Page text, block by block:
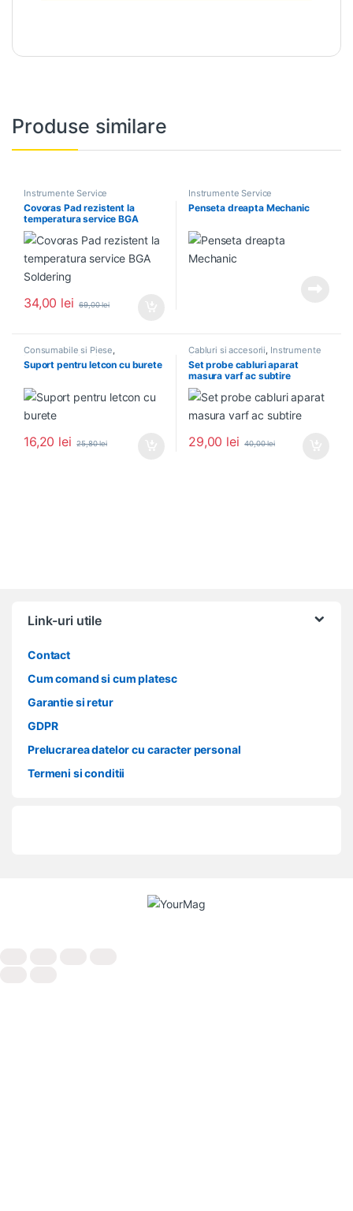
Produse similare
Instrumente Service
Covoras Pad rezistent la
temperatura service BGA
Soldering
34,00 lei 69,00lei
Instrumente Service
Penseta dreapta Mechanic
Consumabile si Piese,
Instrumente Service
Suport pentru letcon cu burete
16,20 lei 25,80lei
Cabluri si accesorii, Instrumente
Service
Set probe cabluri aparat
masura varf ac subtire
29,00 lei 40,00lei
Link-uri utile
Contact
Cum comand si cum platesc
Garantie si retur
GDPR
Prelucrarea datelor cu caracter personal
Termeni si conditii